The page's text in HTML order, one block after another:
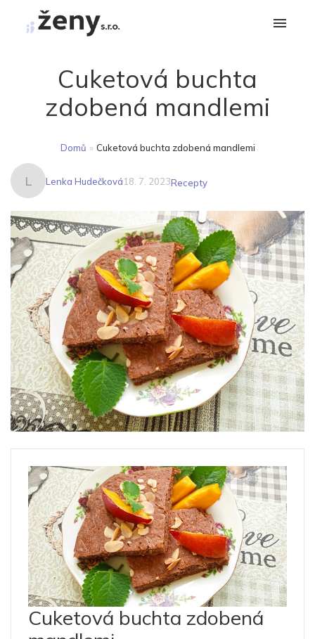
Cuketová buchta
zdobená mandlemi
Domů » Cuketová buchta zdobená mandlemi
L Lenka Hudečková18. 7. 2023Recepty
Cuketová buchta zdobená